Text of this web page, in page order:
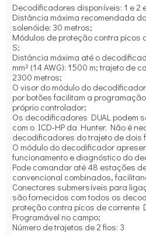
Decodificadores disponíveis: 1 e 2
Distância máxima recomendada
solenóide: 30 metros;
Módulos de proteção contra picos
S;
Distância máxima até o
mm² (14 AWG): 1500 m; trajeto de
2300 metros;
O visor do módulo do
por botões facilitam a
próprio controlador;
Os decodificadores DUAL podem
com o ICD-HP da Hunter. Não é
decodificadores do trajeto de dois
O módulo do decodificador
funcionamento e diagnóstico do
Pode comandar até 48 estações
convencional combinados,
Conectores submersíveis para
são fornecidos com todos os
proteção contra picos de corrente
Programável no campo;
Número de trajetos de 2 fios: 3